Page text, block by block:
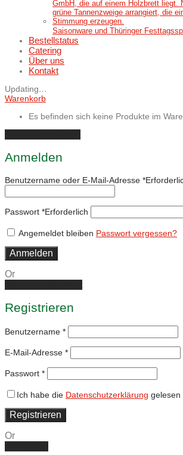
Saisonware und Thüringer
Bestellstatus
Catering
Über uns
Kontakt
Updating…
Warenkorb
Es befinden sich keine Produkte im
Anmelden
Benutzername oder E-Mail-Adresse *
Passwort *Erforderlich
Angemeldet bleiben Passwort vergessen?
Anmelden
Or
Registrieren
Benutzername *
E-Mail-Adresse *
Passwort *
Ich habe die Datenschutzerklärung gelesen
Registrieren
Or